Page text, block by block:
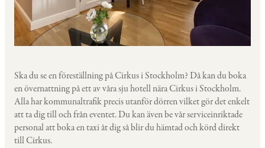
Ska du se en föreställning på Cirkus i Stockholm? Då kan du boka
en övernattning på ett av våra sju hotell nära Cirkus i Stockholm.
Alla har kommunaltrafik precis utanför dörren vilket gör det enkelt
att ta dig till och från eventet. Du kan även be vår serviceinriktade
personal att boka en taxi åt dig så blir du hämtad och körd direkt
till Cirkus.